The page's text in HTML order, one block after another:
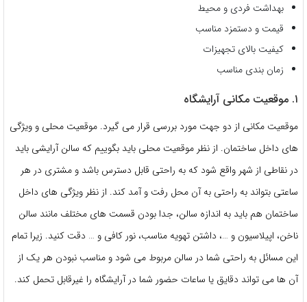
بهداشت فردی و محیط
قیمت و دستمزد مناسب
کیفیت بالای تجهیزات
زمان بندی مناسب
۱. موقعیت مکانی آرایشگاه
موقعیت مکانی از دو جهت مورد بررسی قرار می گیرد. موقعیت محلی و ویژگی
های داخل ساختمان. از نظر موقعیت محلی باید بگوییم که سالن آرایشی باید
در نقاطی از شهر واقع شود که به راحتی قابل دسترس باشد و مشتری در هر
ساعتی بتواند به راحتی به آن محل رفت و آمد کند. از نظر ویژگی های داخل
ساختمان هم باید به اندازه سالن، جدا بودن قسمت های مختلف مانند سالن
ناخن، اپیلاسیون و …، داشتن تهویه مناسب، نور کافی و … دقت کنید. زیرا تمام
این مسائل به راحتی شما در سالن مربوط می شود و مناسب نبودن هر یک از
آن ها می تواند دقایق یا ساعات حضور شما در آرایشگاه را غیرقابل تحمل کند.